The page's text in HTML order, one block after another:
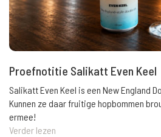
Proefnotitie Salikatt Even Keel
Salikatt Even Keel is een New England
Kunnen ze daar fruitige hopbommen
ermee!
Verder lezen